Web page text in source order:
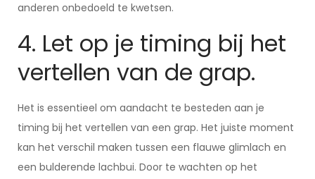
anderen onbedoeld te kwetsen.
4. Let op je timing bij het
vertellen van de grap.
Het is essentieel om aandacht te besteden aan je
timing bij het vertellen van een grap. Het juiste moment
kan het verschil maken tussen een flauwe glimlach en
een bulderende lachbui. Door te wachten op het